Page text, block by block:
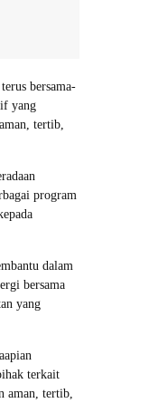
bersama-
yang
tertib,
program
dalam
bersama
yang
terkait
aman, tertib,